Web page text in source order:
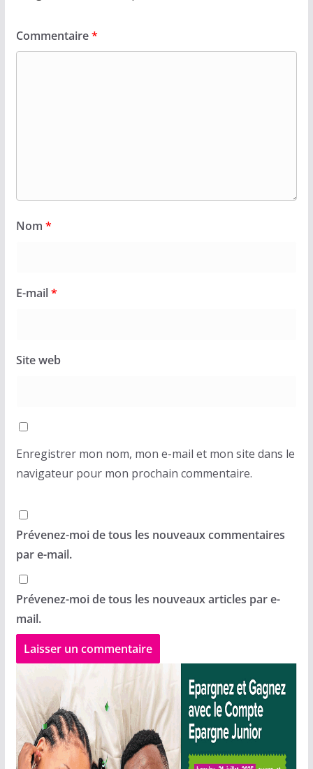
Commentaire*
Nom *
E-mail*
Site web
Enregistrer mon nom, mon e-mail et mon site dans le
navigateur pour mon prochain commentaire.
Prévenez-moi de tous les nouveaux commentaires
par e-mail.
Prévenez-moi de tous les nouveaux articles par e-
mail.